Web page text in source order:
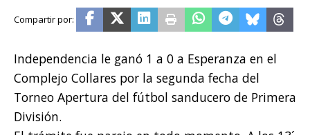
Independencia le ganó 1 a 0 a Esperanza en el
Complejo Collares por la segunda fecha del
Torneo Apertura del fútbol sanducero de Primera
División.